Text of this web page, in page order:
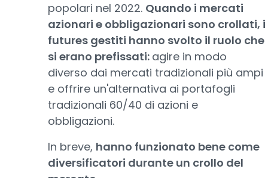
popolari nel 2022. Quando i mercati
azionari e obbligazionari sono crollati, i
futures gestiti hanno svolto il ruolo che
si erano prefissati: agire in modo
diverso dai mercati tradizionali più ampi
e offrire un'alternativa ai portafogli
tradizionali 60/40 di azioni e
obbligazioni.
In breve, hanno funzionato bene come
diversificatori durante un crollo del